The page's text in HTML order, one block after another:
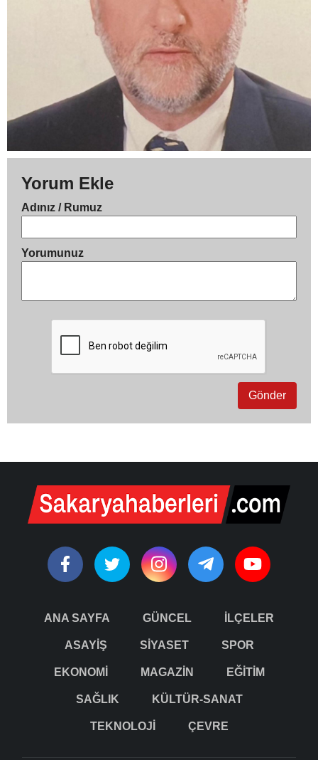
Yorum Ekle
Adınız / Rumuz
Yorumunuz
ANA SAYFA GÜNCEL İLÇELER
ASAYİŞ SİYASET SPOR
EKONOMİ MAGAZİN EĞİTİM
SAĞLIK KÜLTÜR-SANAT
TEKNOLOJİ ÇEVRE